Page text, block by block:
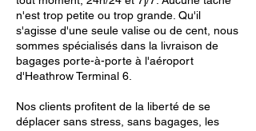
n'est trop petite ou trop grande. Qu'il
s'agisse d'une seule valise ou de cent, nous
sommes spécialisés dans la livraison de
bagages porte-à-porte à l'aéroport
d'Heathrow Terminal 6.
Nos clients profitent de la liberté de se
déplacer sans stress, sans bagages, les